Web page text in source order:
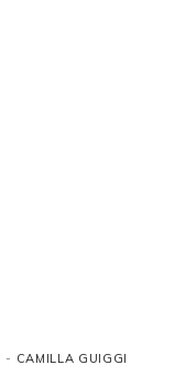
CAMILLA GUIGGI